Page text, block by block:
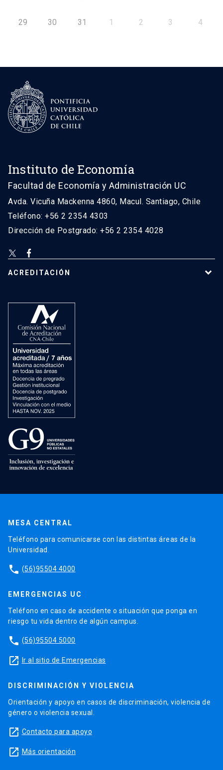
29 30 31 1 2 3 4
Instituto de Economía
Facultad de Economía y Administración UC
Avda. Vicuña Mackenna 4860, Macul. Santiago, Chile
Teléfono: +56 2 2354 4303
Dirección de Postgrado: +56 2 2354 4028
ACREDITACIÓN
MESA CENTRAL
Teléfono para comunicarse con las distintas áreas de la
Universidad.
phone (56)95504 4000
EMERGENCIAS UC
Teléfono en caso de accidente o situación que ponga en
riesgo tu vida dentro de algún campus.
phone (56)95504 5000
launch Ir al sitio de Emergencias
DISCRIMINACIÓN Y VIOLENCIA
Orientación y apoyo en casos de discriminación, violencia de
género o violencia sexual.
launch Contacto para apoyo
launch Más orientación